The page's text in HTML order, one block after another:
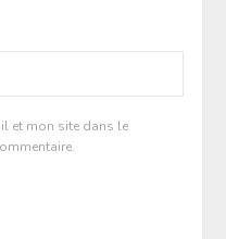
et mon site dans le